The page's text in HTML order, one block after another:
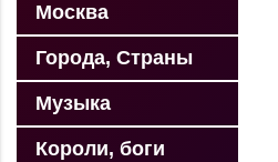
Москва
Города, Страны
Музыка
Короли, боги